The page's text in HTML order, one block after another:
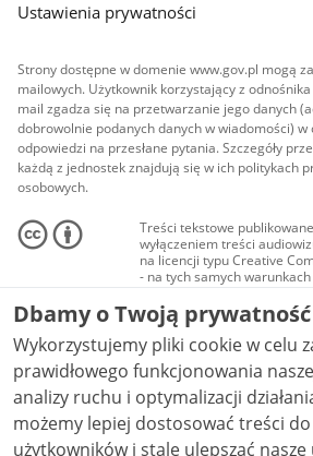
Ustawienia prywatności
Strony dostępne w domenie www.gov.pl mogą
mailowych. Użytkownik korzystający z
mail zgadza się na przetwarzanie jego danych
dobrowolnie podanych danych w wiadomości) w
odpowiedzi na przesłane pytania. Szczegóły
każdą z jednostek znajdują się w ich politykach
osobowych.
Treści tekstowe
wyłączeniem treści
na licencji typu Creative
- na tych samych warunkach
Materiały audiowizualne, w
audio i wideo, są
Creative Commons: uznanie
niekomercyjne - bez
NC-ND 4.0), o ile nie jest to
Dbamy o Twoją prywatność
Wykorzystujemy pliki cookie w celu
prawidłowego funkcjonowania
analizy ruchu i optymalizacji działania
możemy lepiej dostosować treści
użytkowników i stale ulepszać nasze usługi.